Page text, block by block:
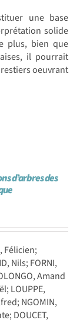
une base
solide
plus, bien que
il pourrait
oeuvrant
d’arbres des
Félicien;
Nils; FORNI,
Amand
LOUPPE,
NGOMIN,
DOUCET,